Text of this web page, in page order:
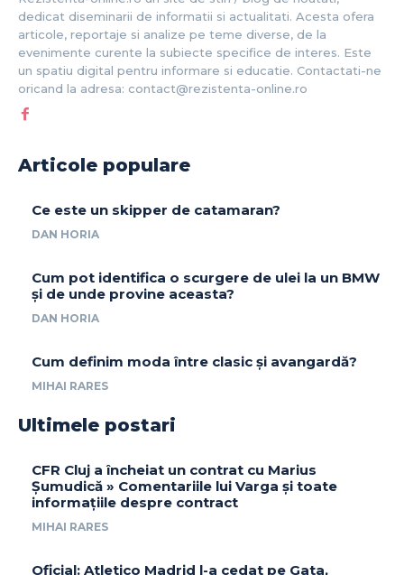
dedicat diseminarii de informatii si actualitati. Acesta ofera
articole, reportaje si analize pe teme diverse, de la
evenimente curente la subiecte specifice de interes. Este
un spatiu digital pentru informare si educatie. Contactati-ne
oricand la adresa: contact@rezistenta-online.ro
Articole populare
Ce este un skipper de catamaran?
DAN HORIA
Cum pot identifica o scurgere de ulei la un BMW
și de unde provine aceasta?
DAN HORIA
Cum definim moda între clasic și avangardă?
MIHAI RARES
Ultimele postari
CFR Cluj a încheiat un contrat cu Marius
Șumudică » Comentariile lui Varga și toate
informațiile despre contract
MIHAI RARES
Oficial: Atletico Madrid l-a cedat pe Gata,